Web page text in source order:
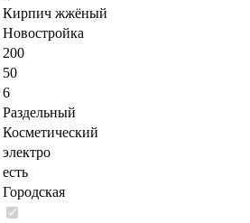
Кирпич жжёный
Новостройка
200
50
6
Раздельный
Косметический
электро
есть
Городская